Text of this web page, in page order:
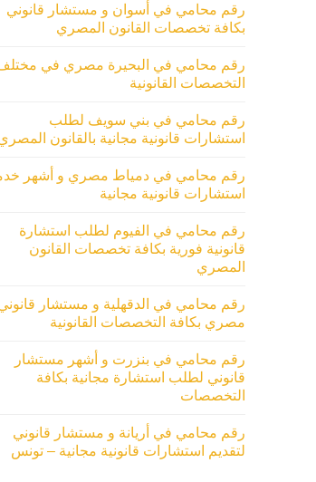
رقم محامي في أسوان و مستشار قانوني
بكافة تخصصات القانون المصري
رقم محامي في البحيرة مصري في
التخصصات القانونية
رقم محامي في بني سويف لطلب
استشارات قانونية مجانية بالقانون
رقم محامي في دمياط مصري و أشهر
استشارات قانونية مجانية
رقم محامي في الفيوم لطلب استشارة
قانونية فورية بكافة تخصصات القانون
المصري
رقم محامي في الدقهلية و مستشار
مصري بكافة التخصصات القانونية
رقم محامي في بنزرت و أشهر مستشار
قانوني لطلب استشارة مجانية بكافة
التخصصات
رقم محامي في أريانة و مستشار قانوني
لتقديم استشارات قانونية مجانية – تونس